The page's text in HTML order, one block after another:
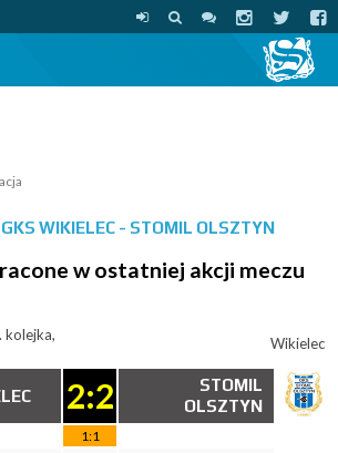
GKS WIKIELEC - STOMIL OLSZTYN
w ostatniej akcji meczu
kolejka,
Wikielec
2:2
STOMIL
OLSZTYN
1:1